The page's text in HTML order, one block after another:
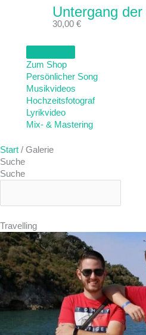
Untergang
30,00 €
Zum Shop
Persönlicher Song
Musikvideos
Hochzeitsfotograf
Lyrikvideo
Mix- & Mastering
Start / Galerie
Suche
Suche
Travelling